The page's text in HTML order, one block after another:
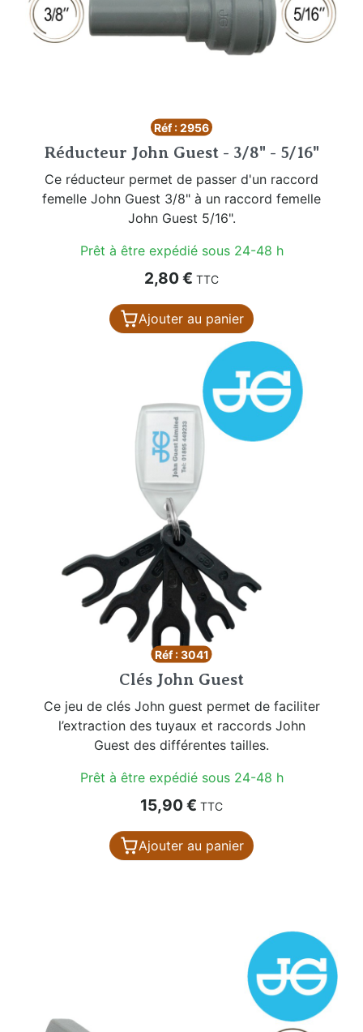
Réf : 2956
Réducteur John Guest - 3/8" - 5/16"
Ce réducteur permet de passer d'un raccord
femelle John Guest 3/8" à un raccord femelle
John Guest 5/16".
Prêt à être expédié sous 24-48 h
Prix
2,80 € TTC
Ajouter au panier
Réf : 3041
Clés John Guest
Ce jeu de clés John guest permet de faciliter
l’extraction des tuyaux et raccords John
Guest des différentes tailles.
Prêt à être expédié sous 24-48 h
Prix
15,90 € TTC
Ajouter au panier